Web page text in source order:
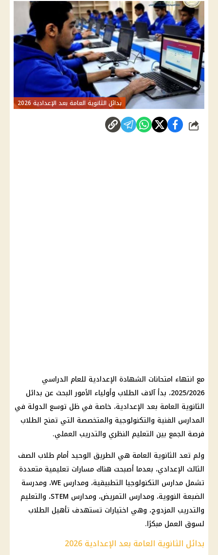
بدائل الثانوية العامة بعد الإعدادية 2026
شارك
مع انتهاء امتحانات الشهادة الإعدادية للعام الدراسي
2025/2026، بدأ آلاف الطلاب وأولياء الأمور البحث عن بدائل
الثانوية العامة بعد الإعدادية، خاصة في ظل توسع الدولة في
المدارس الفنية والتكنولوجية والمتخصصة التي تمنح الطلاب
فرصة الجمع بين التعليم النظري والتدريب العملي.
ولم تعد الثانوية العامة هي الطريق الوحيد أمام طلاب الصف
الثالث الإعدادي، بعدما أصبحت هناك مسارات تعليمية متعددة
تشمل مدارس التكنولوجيا التطبيقية، ومدارس WE، ومدرسة
الضبعة النووية، ومدارس التمريض، ومدارس STEM، والتعليم
والتدريب المزدوج، وهي اختيارات تستهدف تأهيل الطلاب
لسوق العمل مبكرًا.
بدائل الثانوية العامة بعد الإعدادية 2026